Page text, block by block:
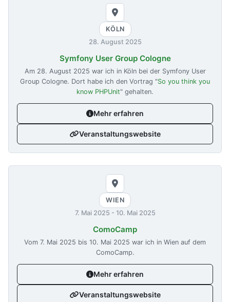
KÖLN
28. August 2025
Symfony User Group Cologne
Am 28. August 2025 war ich in Köln bei der Symfony User
Group Cologne. Dort habe ich den Vortrag "So you think you
know PHPUnit" gehalten.
Mehr erfahren
Veranstaltungswebsite
WIEN
7. Mai 2025 - 10. Mai 2025
ComoCamp
Vom 7. Mai 2025 bis 10. Mai 2025 war ich in Wien auf dem
ComoCamp.
Mehr erfahren
Veranstaltungswebsite